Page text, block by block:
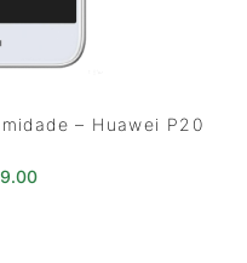
– Huawei P20
original era: €79.00.
O preço atual é: